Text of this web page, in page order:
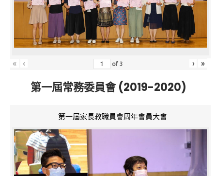
« ‹ of3 › »
第一屆常務委員會 (2019-2020)
第一屆家長教職員會周年會員大會